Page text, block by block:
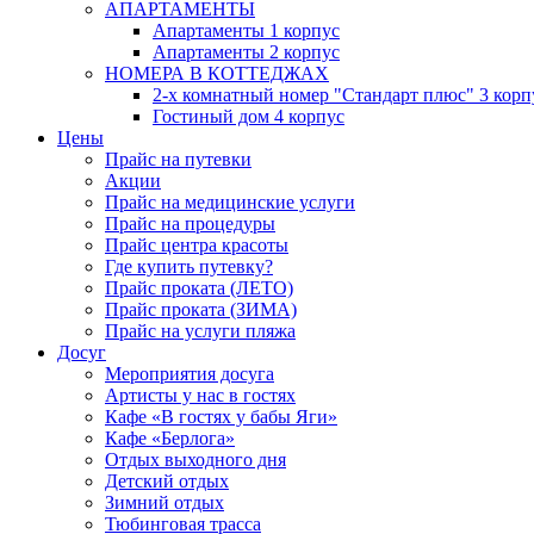
АПАРТАМЕНТЫ
Апартаменты 1 корпус
Апартаменты 2 корпус
НОМЕРА В КОТТЕДЖАХ
2-х комнатный номер "Стандарт плюс" 3
Гостиный дом 4 корпус
Цены
Прайс на путевки
Акции
Прайс на медицинские услуги
Прайс на процедуры
Прайс центра красоты
Где купить путевку?
Прайс проката (ЛЕТО)
Прайс проката (ЗИМА)
Прайс на услуги пляжа
Досуг
Мероприятия досуга
Артисты у нас в гостях
Кафе «В гостях у бабы Яги»
Кафе «Берлога»
Отдых выходного дня
Детский отдых
Зимний отдых
Тюбинговая трасса